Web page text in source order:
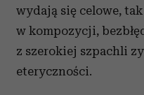
wydają się celowe, tak
w kompozycji,
z szerokiej szpachli
eteryczności.